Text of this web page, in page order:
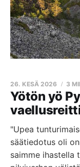
Yötön yö
26. KESÄ 2026 3
"Upea
säätiedotus oli
saimme ihastella